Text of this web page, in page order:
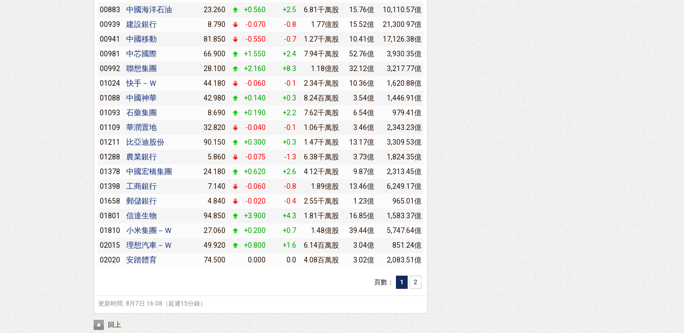
00883
中國海洋石油 23.260 +0.560 +2.5 6.81千萬股 15.76億
10,110.57億
00939
建設銀行 8.790 -0.070 -0.8 1.77億股 15.52億
21,300.97億
00941
中國移動 81.850 -0.550 -0.7 1.27千萬股 10.41億
17,126.38億
00981
中芯國際 66.900 +1.550 +2.4 7.94千萬股 52.76億
3,930.35億
00992
聯想集團 28.100 +2.160 +8.3 1.18億股 32.12億
3,217.77億
01024
快手－Ｗ 44.180 -0.060 -0.1 2.34千萬股 10.36億
1,620.88億
01088
中國神華 42.980 +0.140 +0.3 8.24百萬股 3.54億
1,446.91億
01093
石藥集團 8.690 +0.190 +2.2 7.62千萬股 6.54億
979.41億
01109
華潤置地 32.820 -0.040 -0.1 1.06千萬股 3.46億
2,343.23億
01211
比亞迪股份 90.150 +0.300 +0.3 1.47千萬股 13.17億
3,309.53億
01288
農業銀行 5.860 -0.075 -1.3 6.38千萬股 3.73億
1,824.35億
01378
中國宏橋集團 24.180 +0.620 +2.6 4.12千萬股 9.87億
2,313.45億
01398
工商銀行 7.140 -0.060 -0.8 1.89億股 13.46億
6,249.17億
01658
郵儲銀行 4.840 -0.020 -0.4 2.55千萬股 1.23億
965.01億
01801
信達生物 94.850 +3.900 +4.3 1.81千萬股 16.85億
1,583.37億
01810
小米集團－Ｗ 27.060 +0.200 +0.7 1.48億股 39.44億
5,747.64億
02015
理想汽車－Ｗ 49.920 +0.800 +1.6 6.14百萬股 3.04億
851.24億
02020
安踏體育 74.500 0.000 0.0 4.08百萬股 3.02億 2,083.51億
頁數： 1 2
更新時間: 8月7日 16:08（延遲15分鐘）
回上